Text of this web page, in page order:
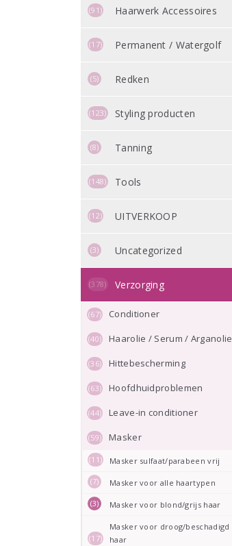
Haarwerk Accessoires
(91)
Permanent / Watergolf
(17)
Redken
(5)
Styling producten
(123)
Tanning
(8)
Tools
(148)
UITVERKOOP
(12)
Uncategorized
(3)
Verzorging
(378)
Conditioner
(67)
Haarolie / Serum / Arganolie
(40)
Hittebescherming
(36)
Hoofdhuidproblemen
(63)
Leave-in conditioner
(44)
Masker
(59)
Masker sulfaat/parabeen vrij
(11)
Masker voor alle haartypen
(7)
Masker voor blond/grijs haar
(3)
Masker voor droog/beschadigd
haar
(17)